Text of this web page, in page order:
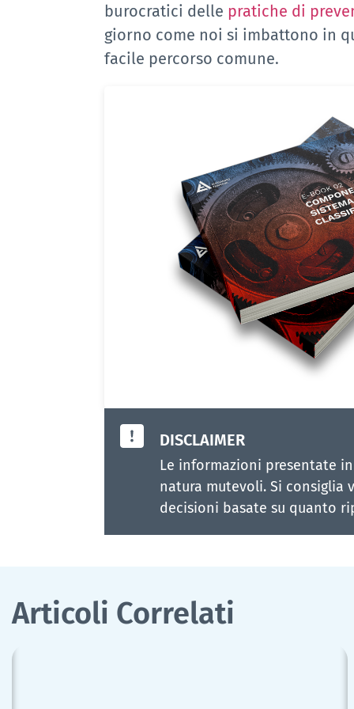
burocratici delle pratiche di
giorno come noi si imbattono in
facile percorso comune.
DISCLAIMER
Le informazioni presentate
natura mutevoli. Si
decisioni basate su quanto
Articoli Correlati